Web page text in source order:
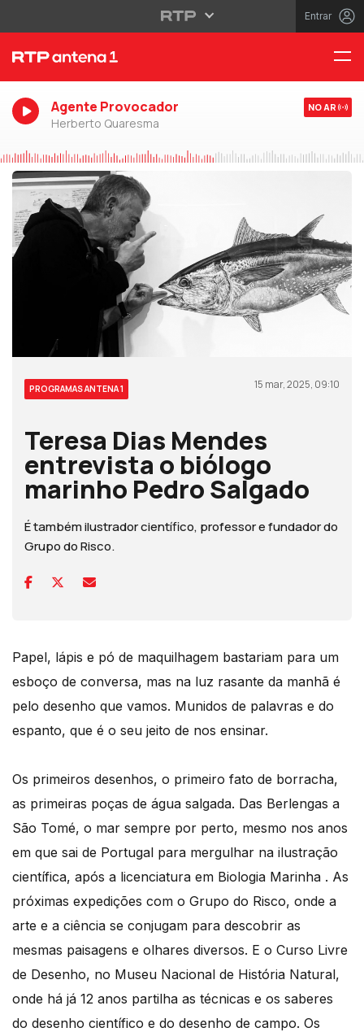
Entrar
Agente Provocador
Herberto Quaresma
NO AR
PROGRAMAS ANTENA 1 15 mar, 2025, 09:10
Teresa Dias Mendes
entrevista o biólogo
marinho Pedro Salgado
É também ilustrador científico, professor e fundador do
Grupo do Risco.
Papel, lápis e pó de maquilhagem bastariam para um
esboço de conversa, mas na luz rasante da manhã é
pelo desenho que vamos. Munidos de palavras e do
espanto, que é o seu jeito de nos ensinar.
Os primeiros desenhos, o primeiro fato de borracha,
as primeiras poças de água salgada. Das Berlengas a
São Tomé, o mar sempre por perto, mesmo nos anos
em que sai de Portugal para mergulhar na ilustração
científica, após a licenciatura em Biologia Marinha . As
próximas expedições com o Grupo do Risco, onde a
arte e a ciência se conjugam para descobrir as
mesmas paisagens e olhares diversos. E o Curso Livre
de Desenho, no Museu Nacional de História Natural,
onde há já 12 anos partilha as técnicas e os saberes
do desenho científico e do desenho de campo. Os